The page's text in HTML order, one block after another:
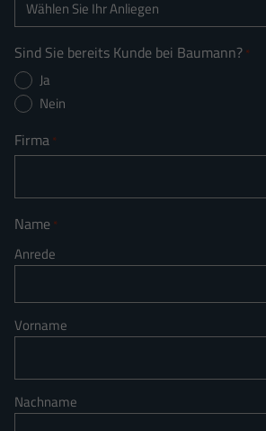
Sind Sie bereits Kunde bei Baumann? *
Ja
Nein
Firma *
Name *
Anrede
Vorname
Nachname